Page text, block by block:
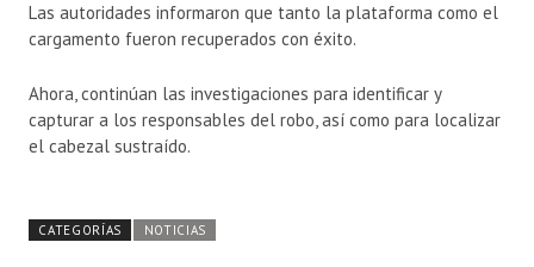
Las autoridades informaron que tanto la plataforma como el
cargamento fueron recuperados con éxito.
Ahora, continúan las investigaciones para identificar y
capturar a los responsables del robo, así como para localizar
el cabezal sustraído.
CATEGORÍAS NOTICIAS